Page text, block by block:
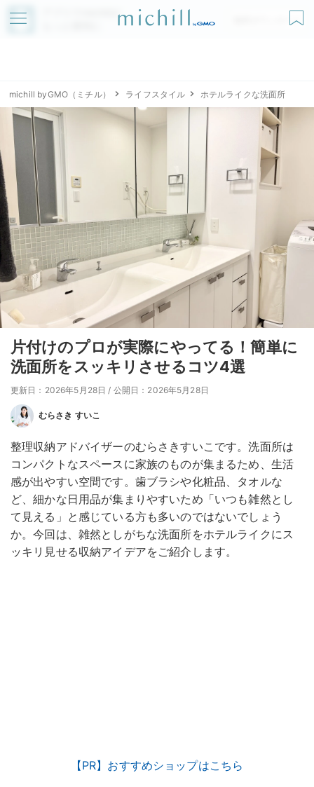
アプリでmichillが
無料ダウンロード
michill byGMO（ミチル） ライフスタイル ホテルライクな洗面所
片付けのプロが実際にやってる！簡単に
洗面所をスッキリさせるコツ4選
更新日：2026年5月28日 / 公開日：2026年5月28日
むらさき すいこ
整理収納アドバイザーのむらさきすいこです。洗面所は
コンパクトなスペースに家族のものが集まるため、生活
感が出やすい空間です。歯ブラシや化粧品、タオルな
ど、細かな日用品が集まりやすいため「いつも雑然とし
て見える」と感じている方も多いのではないでしょう
か。今回は、雑然としがちな洗面所をホテルライクにス
ッキリ見せる収納アイデアをご紹介します。
【PR】おすすめショップはこちら